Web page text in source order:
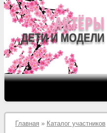
Главная » Каталог участников